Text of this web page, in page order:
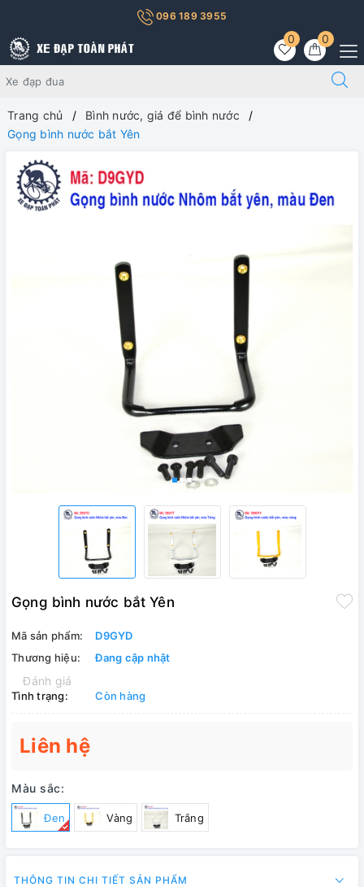
096 189 3955
0
0
Trang chủ
Bình nước, giá để bình nước
Gọng bình nước bắt Yên
Gọng bình nước bắt Yên
Mã sản phẩm:
D9GYD
Thương hiệu:
Đang cập nhật
Đánh giá
Tình trạng: Còn hàng
Liên hệ
Màu sắc:
Đen Vàng Trắng
THÔNG TIN CHI TIẾT SẢN PHẨM